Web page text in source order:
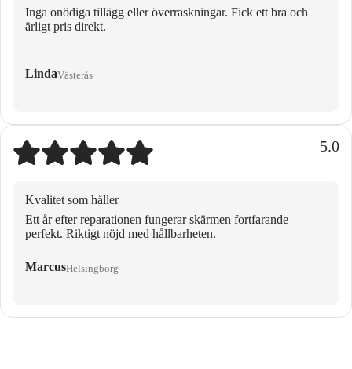
Inga onödiga tillägg eller överraskningar. Fick ett bra och
ärligt pris direkt.
LindaVästerås
5.0
Kvalitet som håller
Ett år efter reparationen fungerar skärmen fortfarande
perfekt. Riktigt nöjd med hållbarheten.
MarcusHelsingborg